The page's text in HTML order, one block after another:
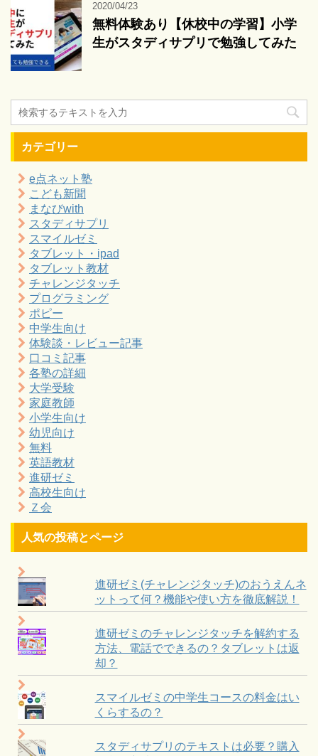
2020/04/23
無料体験あり【休校中の学習】小学
生がスタディサプリで勉強してみた
カテゴリー
e点ネット塾
こども新聞
まなびwith
スタディサプリ
スマイルゼミ
タブレット・ipad
タブレット教材
チャレンジタッチ
プログラミング
ポピー
中学生向け
体験談・レビュー記事
口コミ記事
各塾の詳細
大学受験
家庭教師
小学生向け
幼児向け
無料
英語教材
進研ゼミ
高校生向け
Ｚ会
人気の投稿とページ
進研ゼミ(チャレンジタッチ)のおうえんネ
ットって何？機能や使い方を徹底解説！
進研ゼミのチャレンジタッチを解約する
方法、電話でできるの？タブレットは返
却？
スマイルゼミの中学生コースの料金はい
くらするの？
スタディサプリのテキストは必要？購入